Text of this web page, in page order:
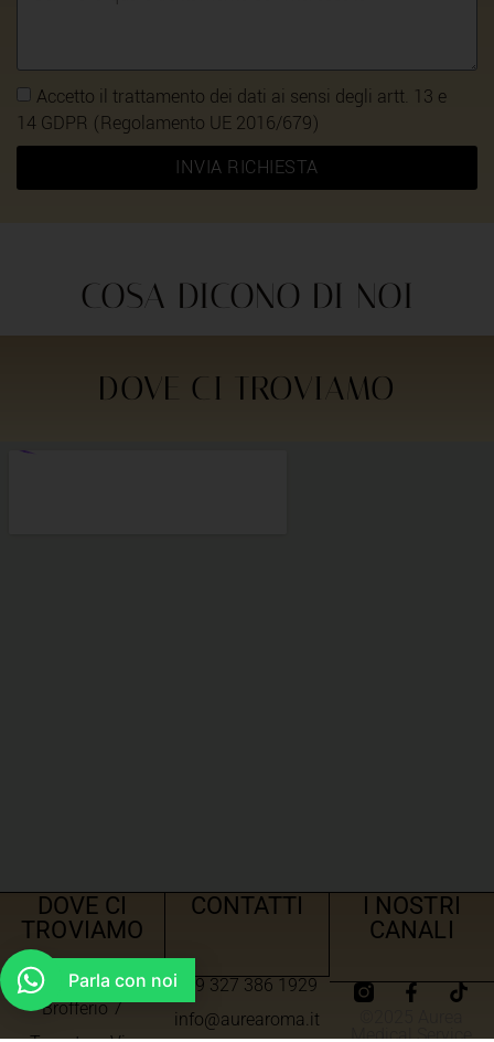
Accetto il trattamento dei dati ai sensi degli artt. 13 e
14 GDPR (Regolamento UE 2016/679)
INVIA RICHIESTA
COSA DICONO DI NOI
DOVE CI TROVIAMO
DOVE CI
TROVIAMO
Roma – Via Angelo
Brofferio 7
CONTATTI
+39 327 386 1929
info@aurearoma.it
I NOSTRI
CANALI
Medical Service
Parla con noi